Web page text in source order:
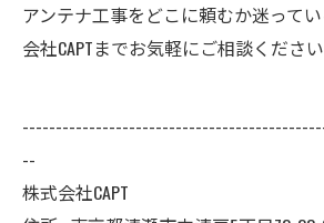
アンテナ工事をどこに頼むか迷って
会社CAPTまでお気軽にご相談ください
--
株式会社CAPT